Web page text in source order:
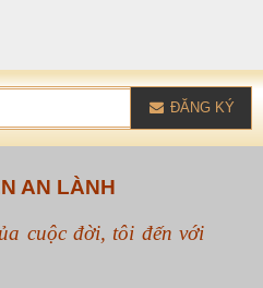
ĐĂNG KÝ
AN LÀNH
cuộc đời, tôi đến với